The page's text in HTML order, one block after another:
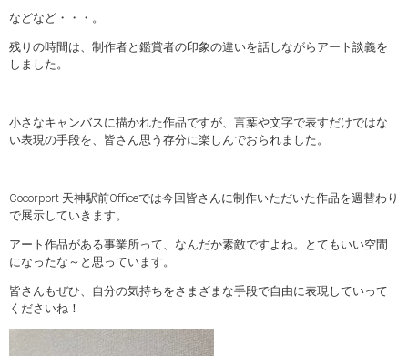
などなど・・・。
残りの時間は、制作者と鑑賞者の印象の違いを話しながらアート談義を
しました。
小さなキャンバスに描かれた作品ですが、言葉や文字で表すだけではな
い表現の手段を、皆さん思う存分に楽しんでおられました。
Cocorport 天神駅前Officeでは今回皆さんに制作いただいた作品を週替わり
で展示していきます。
アート作品がある事業所って、なんだか素敵ですよね。とてもいい空間
になったな～と思っています。
皆さんもぜひ、自分の気持ちをさまざまな手段で自由に表現していって
くださいね！